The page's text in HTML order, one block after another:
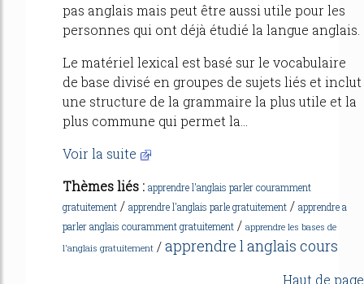
pas anglais mais peut être aussi utile pour les
personnes qui ont déjà étudié la langue anglais.
Le matériel lexical est basé sur le vocabulaire
de base divisé en groupes de sujets liés et inclut
une structure de la grammaire la plus utile et la
plus commune qui permet la...
Voir la suite
Thèmes liés : apprendre l'anglais parler couramment
gratuitement / apprendre l'anglais parle gratuitement / apprendre a
parler anglais couramment gratuitement / apprendre les bases de
l'anglais gratuitement /apprendre l anglais cours
Haut de page